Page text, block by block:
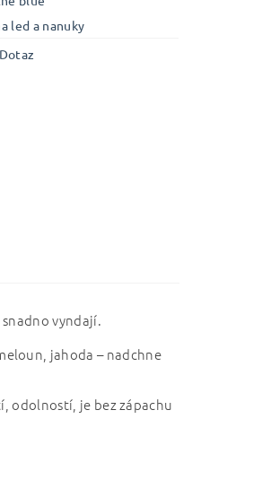
led a nanuky
Dotaz
vyndají.
jahoda – nadchne
odolností, je bez zápachu